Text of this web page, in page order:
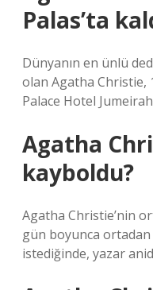
Palas’ta
Dünyanın en ünlü
olan Agatha Christie,
Palace Hotel
Agatha
kayboldu?
Agatha Christie’nin
gün boyunca ortadan
istediğinde, yazar